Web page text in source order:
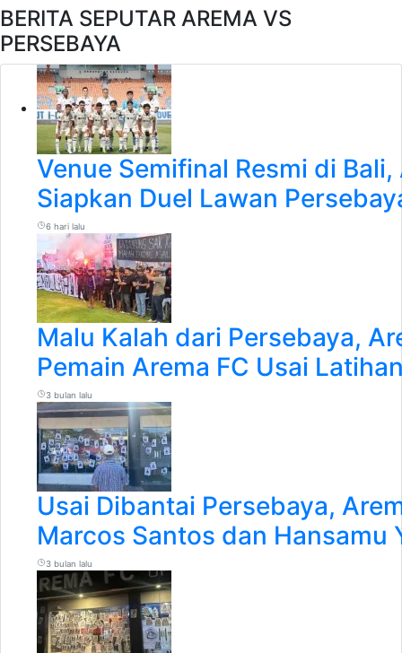
BERITA SEPUTAR AREMA VS
PERSEBAYA
Venue Semifinal Resmi di
Siapkan Duel Lawan
6 hari lalu
Malu Kalah dari Persebaya,
Pemain Arema FC Usai
3 bulan lalu
Usai Dibantai Persebaya,
Marcos Santos dan Hansamu
3 bulan lalu